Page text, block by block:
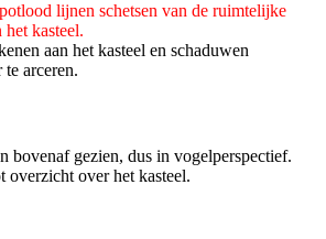
lijnen schetsen van de ruimtelijke
het kasteel.
aan het kasteel en schaduwen
te arceren.
bovenaf gezien, dus in vogelperspectief.
overzicht over het kasteel.